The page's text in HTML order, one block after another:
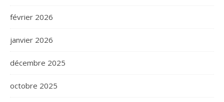
février 2026
janvier 2026
décembre 2025
octobre 2025